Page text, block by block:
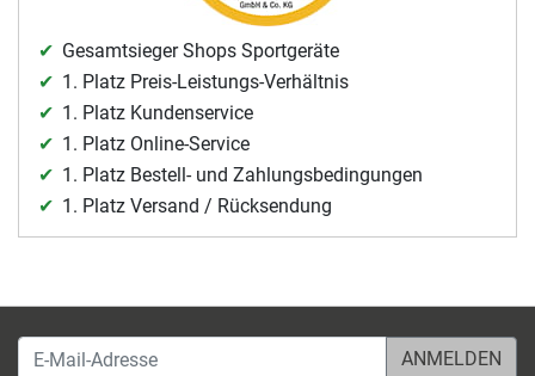
Gesamtsieger Shops Sportgeräte
1. Platz Preis-Leistungs-Verhältnis
1. Platz Kundenservice
1. Platz Online-Service
1. Platz Bestell- und Zahlungsbedingungen
1. Platz Versand / Rücksendung
E-Mail-Adresse